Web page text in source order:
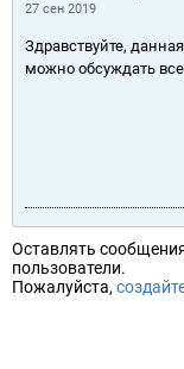
27 сен 2019
Здравствуйте,
можно обсуждать
Оставлять
пользователи.
Пожалуйста,